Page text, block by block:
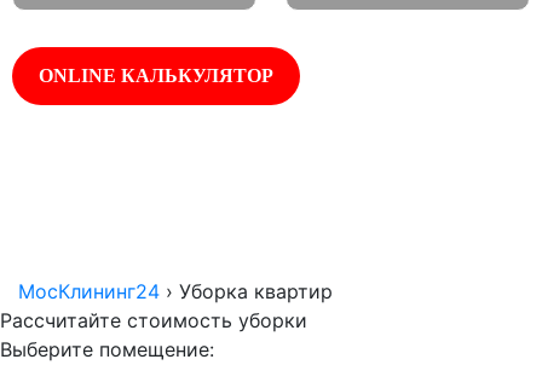
ONLINE КАЛЬКУЛЯТОР
МосКлининг24 › Уборка квартир
Рассчитайте стоимость уборки
Выберите помещение: